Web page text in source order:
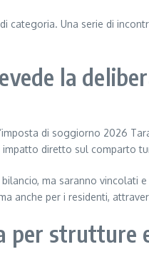
Una serie di
la
di soggiorno 2026
impatto diretto sul comparto
ma saranno vincolati
anche per i residenti,
per strutture